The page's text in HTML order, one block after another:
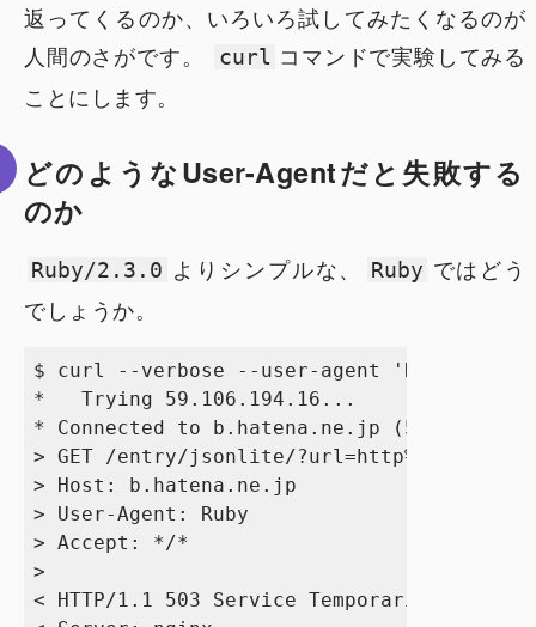
返ってくるのか、いろいろ試してみたくなるのが
人間のさがです。
curl コマンドで実験してみる
ことにします。
どのようなUser-Agentだと失敗する
のか
Ruby/2.3.0 よりシンプルな、 Ruby ではどう
でしょうか。
$ curl --verbose --user-agent 'Ruby' http://
*   Trying 59.106.194.16...
* Connected to b.hatena.ne.jp
> GET /entry/jsonlite/
> Host: b.hatena.ne.jp
> User-Agent: Ruby
> Accept: */*
>
< HTTP/1.1 503 Service Temporarily